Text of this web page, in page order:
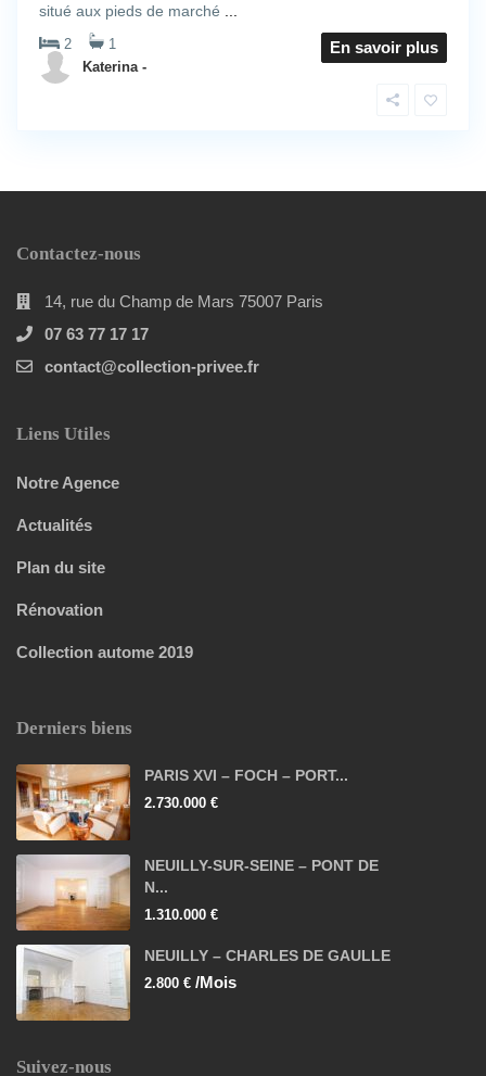
situé aux pieds de marché
2 1 En savoir plus
Katerina -
Contactez-nous
14, rue du Champ de Mars 75007 Paris
07 63 77 17 17
contact@collection-privee.fr
Liens Utiles
Notre Agence
Actualités
Plan du site
Rénovation
Collection autome 2019
Derniers biens
PARIS XVI – FOCH – PORT...
2.730.000 €
NEUILLY-SUR-SEINE – PONT DE
N...
1.310.000 €
NEUILLY – CHARLES DE GAULLE
2.800 € /Mois
Suivez-nous